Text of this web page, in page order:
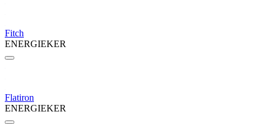
Fitch
ENERGIEKER
Flatiron
ENERGIEKER